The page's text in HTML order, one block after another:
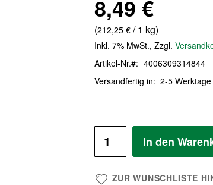
8,49 €
(212,25 €/ 1 kg)
Inkl. 7% MwSt., Zzgl.
Artikel-Nr.
4006309314844
Versandfertig in
2-5 Werktage
In den
ZUR WUNSCHLISTE